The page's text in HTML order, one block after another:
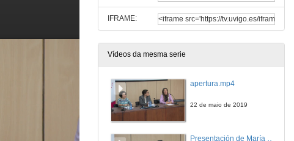
IFRAME:
Vídeos da mesma serie
apertura.mp4
22 de maio de 2019